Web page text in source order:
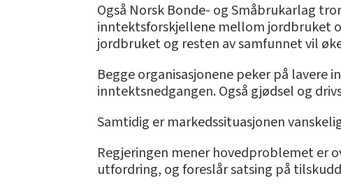
Også Norsk Bonde- og Småbrukarlag
inntektsforskjellene mellom jordbruket
jordbruket og resten av samfunnet vil
Begge organisasjonene peker på
inntektsnedgangen. Også gjødsel og
Samtidig er markedssituasjonen
Regjeringen mener hovedproblemet er
utfordring, og foreslår satsing på